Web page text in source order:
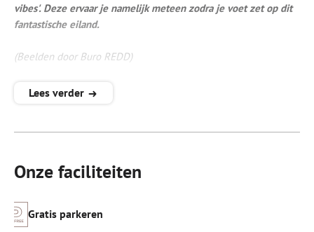
vibes'. Deze ervaar je namelijk meteen zodra je voet zet op dit
fantastische eiland.
(Beelden door Buro REDD)
Villa Ganshi is een echte strand villa, ideaal gelegen aan de rand
tropische groene tuin, is romantisch, luxe en intiem. Het
interieur is stoer en elegant; eiland stijl met af en toe een
Lees verder
Onze faciliteiten
Gratis parkeren